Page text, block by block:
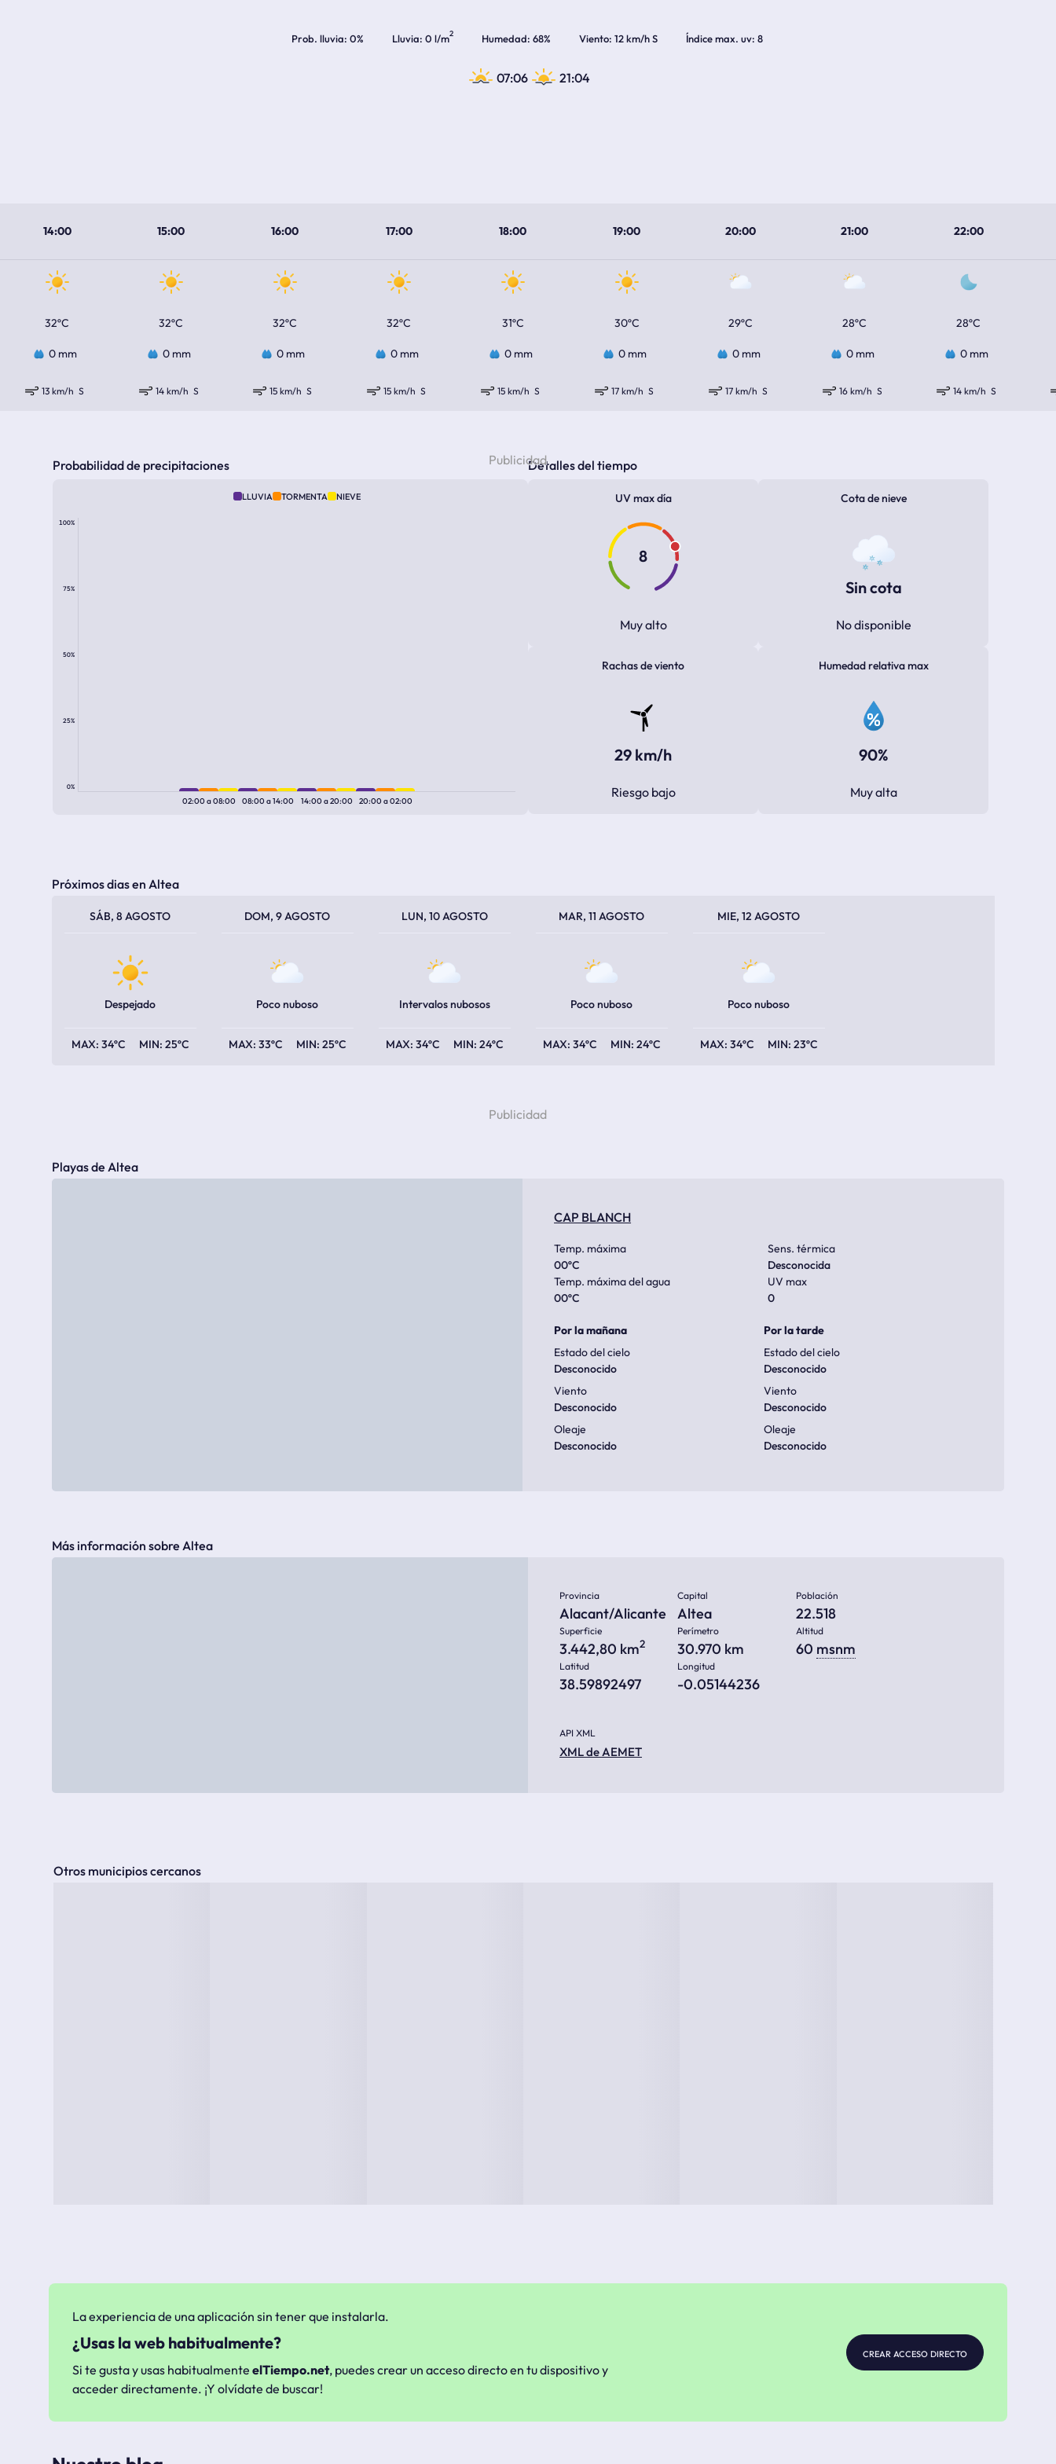
Prob. lluvia 0% Lluvia 0 l/m2 Humedad 68% Viento 12 km/h S Índice max. uv 8
07:06 21:04
14:00 15:00 16:00 17:00 18:00 19:00 20:00 21:00 22:00
32ºC 32ºC 32ºC 32ºC 31ºC 30ºC 29ºC 28ºC 28ºC
0 mm 0 mm 0 mm 0 mm 0 mm 0 mm 0 mm 0 mm 0 mm
13 km/h S 14 km/h S 15 km/h S 15 km/h S 15 km/h S 17 km/h S 17 km/h S 16 km/h S 14 km/h S
Probabilidad de precipitaciones
LLUVIA TORMENTA NIEVE
100%
75%
50%
25%
0%
02:00a08:00 08:00a14:00 14:00a20:00 20:00a02:00
Detalles del tiempo
UV max día
8
Muy alto
Cota de nieve
Sin cota
No disponible
Rachas de viento
29 km/h
Riesgo bajo
Humedad relativa max
90%
Muy alta
Próximos dias en Altea
SÁB, 8 AGOSTO
Despejado
34ºC 25ºC
DOM, 9 AGOSTO
Poco nuboso
33ºC 25ºC
LUN, 10 AGOSTO
Intervalos nubosos
34ºC 24ºC
MAR, 11 AGOSTO
Poco nuboso
34ºC 24ºC
MIE, 12 AGOSTO
Poco nuboso
34ºC 23ºC
Playas de Altea
CAP BLANCH
Temp. máxima
00ºC
Sens. térmica
Desconocida
Temp. máxima del agua
00ºC
UV max
0
Por la mañana
Estado del cielo
Desconocido
Viento
Desconocido
Oleaje
Desconocido
Por la tarde
Estado del cielo
Desconocido
Viento
Desconocido
Oleaje
Desconocido
Más información sobre Altea
Provincia
Alacant/Alicante
Capital
Altea
Población
22.518
Superficie
3.442,80 km2
Perímetro
30.970 km
Altitud
60 msnm
Latitud
38.59892497
Longitud
-0.05144236
API XML
XML de AEMET
Otros municipios cercanos
La experiencia de una aplicación sin tener que instalarla.
¿Usas la web habitualmente?
Si te gusta y usas habitualmente elTiempo.net, puedes crear un acceso directo en tu dispositivo y
acceder directamente. ¡Y olvídate de buscar!
crear acceso directo